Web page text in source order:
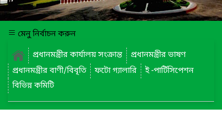
মেনু নির্বাচন করুন
প্রধানমন্ত্রীর কার্যালয় সংক্রান্ত
প্রধানমন্ত্রীর ভাষণ
প্রধানমন্ত্রীর বাণী/বিবৃতি
ফটো গ্যালারি
ই -পার্টিসিপেশন
বিভিন্ন কমিটি